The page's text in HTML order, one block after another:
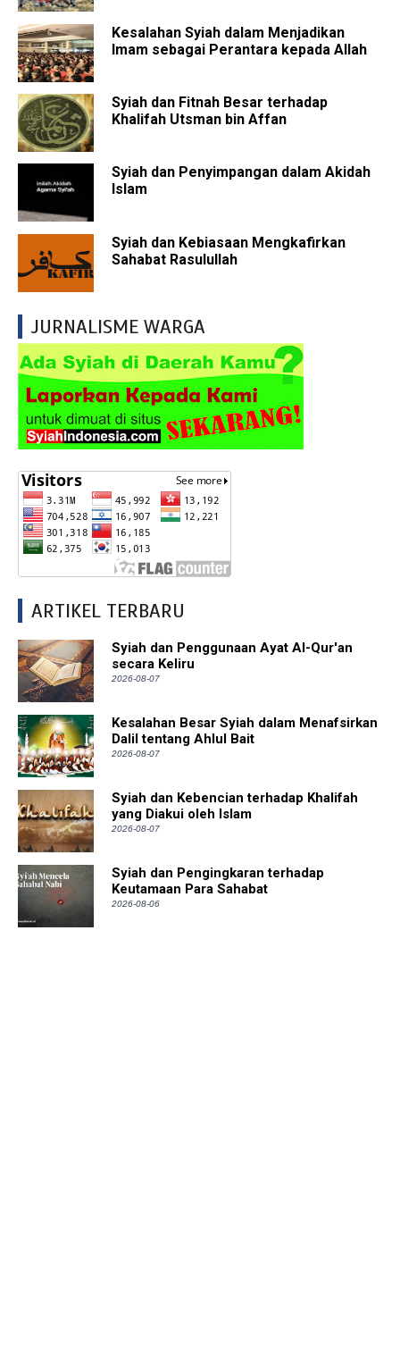
Kesalahan Syiah dalam Menjadikan
Imam sebagai Perantara kepada Allah
Syiah dan Fitnah Besar terhadap
Khalifah Utsman bin Affan
Syiah dan Penyimpangan dalam Akidah
Islam
Syiah dan Kebiasaan Mengkafirkan
Sahabat Rasulullah
JURNALISME WARGA
ARTIKEL TERBARU
Syiah dan Penggunaan Ayat Al-Qur'an
secara Keliru
2026-08-07
Kesalahan Besar Syiah dalam Menafsirkan
Dalil tentang Ahlul Bait
2026-08-07
Syiah dan Kebencian terhadap Khalifah
yang Diakui oleh Islam
2026-08-07
Syiah dan Pengingkaran terhadap
Keutamaan Para Sahabat
2026-08-06